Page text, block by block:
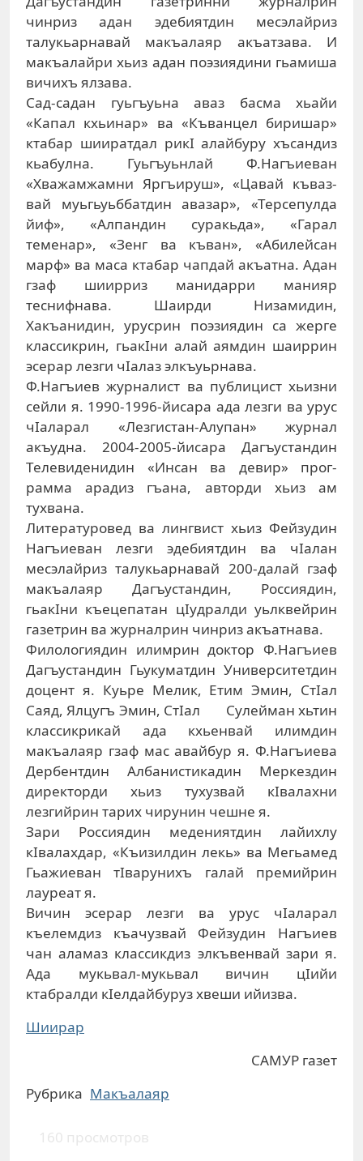
чинриз адан эде­биятдин месэлайриз
талукьарнавай макъалаяр акъат­зава. И
макъалайри хьиз адан поэзиядини гьамиша
вичихъ ялзава.
Сад-садан гуьгъуьна аваз басма хьайи
«Капал кхьинар» ва «Къванцел биришар»
ктабар шии­ратдал рикI алайбуру хъсандиз
кьабулна. Гуьгъуьнлай Ф.На­гъиеван
«Хважамжамни Яргъируш», «Цавай къваз­
вай муьгьуьббатдин авазар», «Терсепулда
йиф», «Ал­пандин суракьда», «Гарал
теменар», «Зенг ва къван», «Абилейсан
марф» ва маса ктабар чапдай акъатна. Адан
гзаф шиирриз манидарри манияр
теснифнава. Шаирди Низамидин,
Хакъанидин, урусрин поэзиядин са жерге
классикрин, гьакIни алай аямдин шаиррин
эсерар лезги чIалаз элкъуьрнава.
Ф.Нагъиев журналист ва публицист хьизни
сейли я. 1990-1996-йисара ада лезги ва урус
чIаларал «Лезгис­тан-Алупан» журнал
акъудна. 2004-2005-йисара Дагъустандин
Телевиденидин «Инсан ва девир» прог­
рамма арадиз гъана, авторди хьиз ам
тухвана.
Литературовед ва лингвист хьиз Фейзудин
Нагъиеван лезги эдебиятдин ва чIалан
месэлайриз талукьарнавай 200-далай гзаф
макъалаяр Дагъустандин, Россиядин,
гьакIни къецепатан цIудралди уьлквейрин
газетрин ва журналрин чинриз акъатнава.
Филологиядин илимрин доктор Ф.Нагъиев
Дагъус­тандин Гьукуматдин Университетдин
доцент я. Куьре Ме­лик, Етим Эмин, СтIал
Саяд, Ялцугъ Эмин, СтIал Сулейман хьтин
классикрикай ада кхьенвай илимдин
макъалаяр гзаф мас авайбур я. Ф.Нагъиева
Дербентдин Албанистикадин Меркездин
директорди хьиз тухузвай кIвалахни
лезгийрин тарих чирунин чешне я.
Зари Россиядин медениятдин лайихлу
кIвалахдар, «Къизилдин лекь» ва Мегьамед
Гьажиеван тIварунихъ галай премийрин
лауреат я.
Вичин эсерар лезги ва урус чIаларал
къелемдиз къачузвай Фейзудин Нагъиев
чан аламаз классикдиз элкъвенвай зари я.
Ада мукьвал-мукьвал вичин цIийи
ктабралди кIелдайбуруз хвеши ийизва.
Шиирар
САМУР газет
Рубрика Макъалаяр
160 просмотров